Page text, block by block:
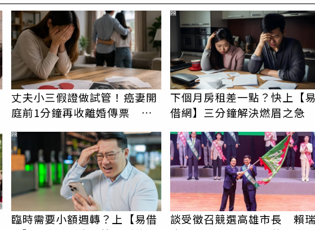
丈夫小三假證做試管！癌妻開
庭前1分鐘再收離婚傳票 她
崩潰：比八點檔還扯
下個月房租差一點？快上【
借網】三分鐘解決燃眉之急
PR
臨時需要小額週轉？上【易借
PR
談受徵召競選高雄市長 賴